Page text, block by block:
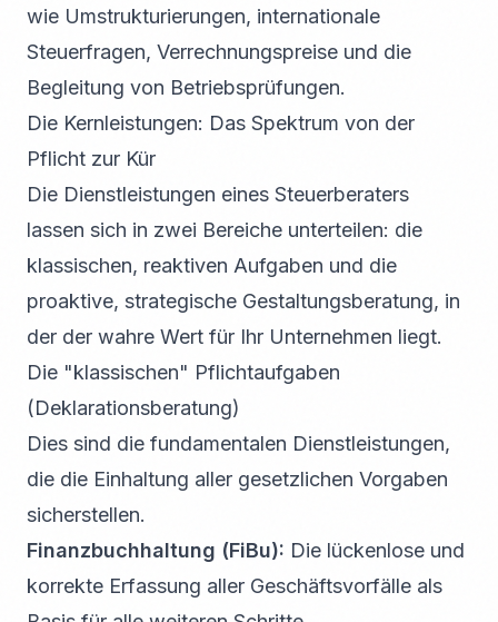
wie Umstrukturierungen, internationale
Steuerfragen, Verrechnungspreise und die
Begleitung von Betriebsprüfungen.
Die Kernleistungen: Das Spektrum von der
Pflicht zur Kür
Die Dienstleistungen eines Steuerberaters
lassen sich in zwei Bereiche unterteilen: die
klassischen, reaktiven Aufgaben und die
proaktive, strategische Gestaltungsberatung, in
der der wahre Wert für Ihr Unternehmen liegt.
Die "klassischen" Pflichtaufgaben
(Deklarationsberatung)
Dies sind die fundamentalen Dienstleistungen,
die die Einhaltung aller gesetzlichen Vorgaben
sicherstellen.
Finanzbuchhaltung (FiBu): Die lückenlose und
korrekte Erfassung aller Geschäftsvorfälle als